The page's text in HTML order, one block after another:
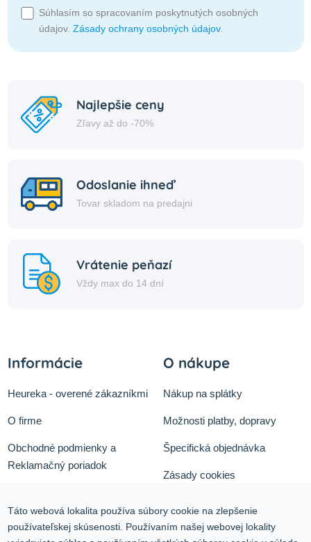
Súhlasím so spracovaním poskytnutých osobných
údajov. Zásady ochrany osobných údajov.
Najlepšie ceny
Zľavy až do -70%
Odoslanie ihneď
Tovar skladom na predajni
Vrátenie peňazí
Vždy max do 14 dní
Informácie
Heureka - overené zákazníkmi
O firme
Obchodné podmienky a
Reklamačný poriadok
O nákupe
Nákup na splátky
Možnosti platby, dopravy
Špecifická objednávka
Zásady cookies
Blog
Táto webová lokalita používa súbory cookie na zlepšenie
používateľskej skúsenosti. Používaním našej webovej lokality